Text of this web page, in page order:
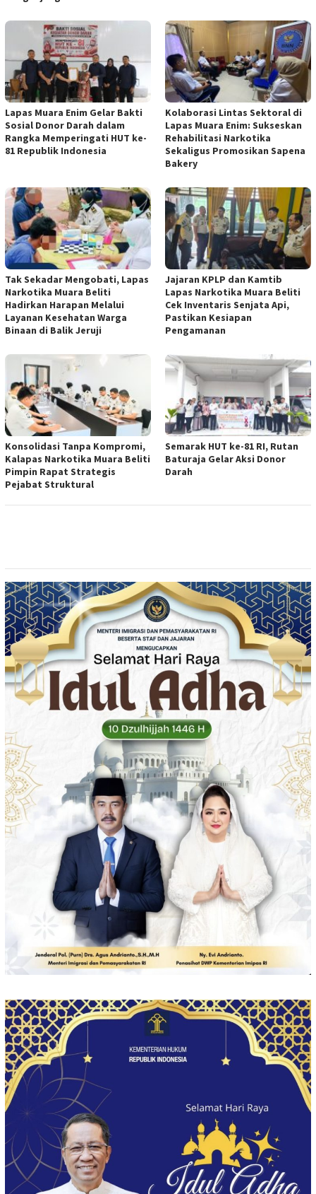
Lapas Muara Enim Gelar Bakti
Sosial Donor Darah dalam
Rangka Memperingati HUT ke-
81 Republik Indonesia
Kolaborasi Lintas Sektoral di
Lapas Muara Enim: Sukseskan
Rehabilitasi Narkotika
Sekaligus Promosikan Sapena
Bakery
Tak Sekadar Mengobati, Lapas
Narkotika Muara Beliti
Hadirkan Harapan Melalui
Layanan Kesehatan Warga
Binaan di Balik Jeruji
Jajaran KPLP dan Kamtib
Lapas Narkotika Muara Beliti
Cek Inventaris Senjata Api,
Pastikan Kesiapan
Pengamanan
Konsolidasi Tanpa Kompromi,
Kalapas Narkotika Muara Beliti
Pimpin Rapat Strategis
Pejabat Struktural
Semarak HUT ke-81 RI, Rutan
Baturaja Gelar Aksi Donor
Darah